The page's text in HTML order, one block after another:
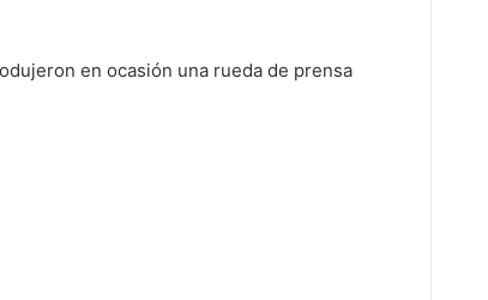
en ocasión una rueda de prensa